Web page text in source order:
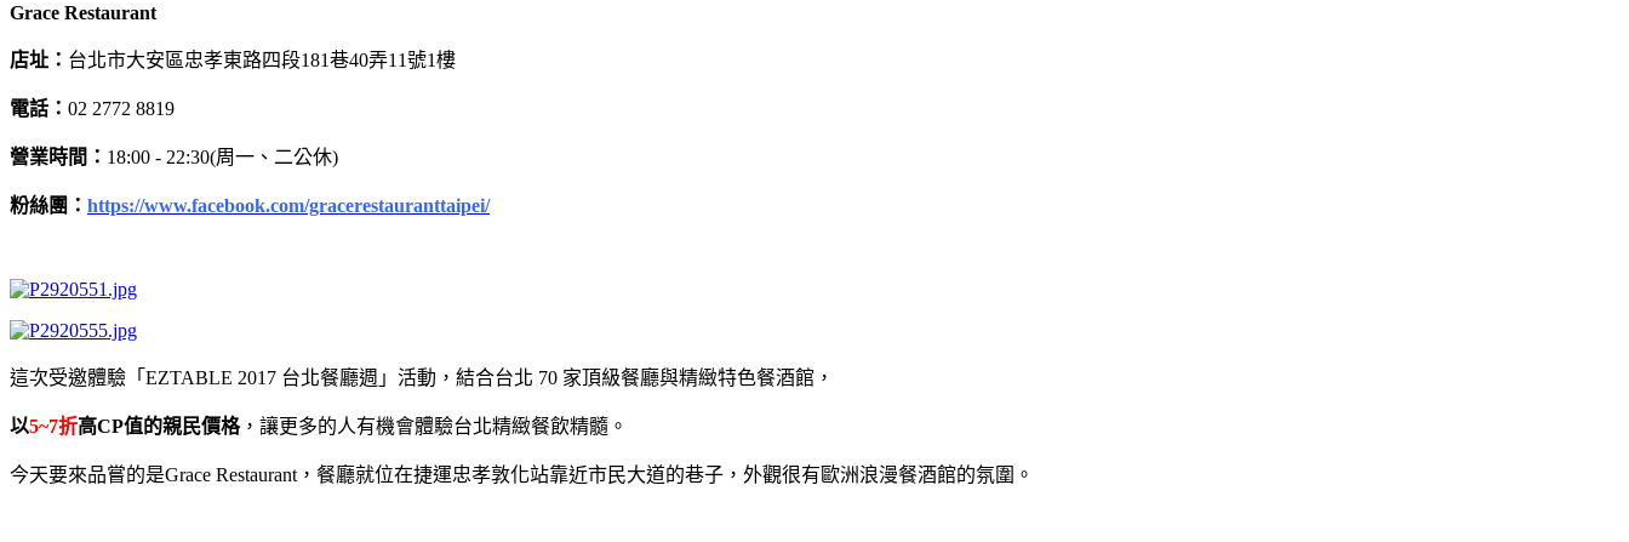
Grace Restaurant
店址： 台北市大安區忠孝東路四段181巷40弄11號1樓
電話： 02 2772 8819
營業時間： 18:00 - 22:30(周一、二公休)
粉絲團： https://www.facebook.com/gracerestauranttaipei/
這次受邀體驗「EZTABLE 2017 台北餐廳週」活動，結合台北 70 家頂級餐廳與精緻特色餐酒館，
以5~7折高CP值的親民價格，讓更多的人有機會體驗台北精緻餐飲精髓。
今天要來品嘗的是Grace Restaurant，餐廳就位在捷運忠孝敦化站靠近市民大道的巷子，外觀很有歐洲浪漫餐酒館的氛圍。